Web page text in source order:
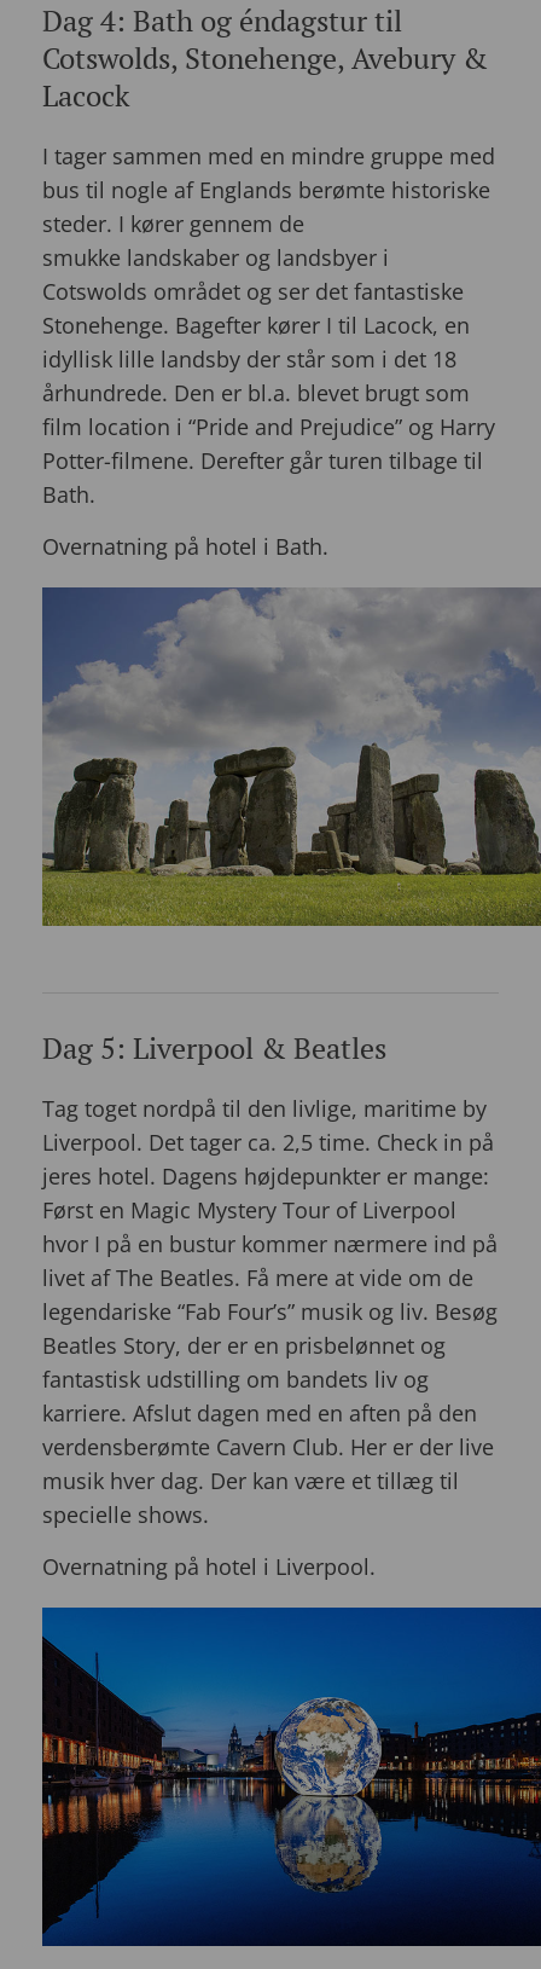
Dag 4: Bath og éndagstur til
Cotswolds, Stonehenge, Avebury &
Lacock
I tager sammen med en mindre gruppe med
bus til nogle af Englands berømte historiske
steder. I kører gennem de
smukke landskaber og landsbyer i
Cotswolds området og ser det fantastiske
Stonehenge. Bagefter kører I til Lacock, en
idyllisk lille landsby der står som i det 18
århundrede. Den er bl.a. blevet brugt som
film location i “Pride and Prejudice” og Harry
Potter-filmene. Derefter går turen tilbage til
Bath.
Overnatning på hotel i Bath.
Dag 5: Liverpool & Beatles
Tag toget nordpå til den livlige, maritime by
Liverpool. Det tager ca. 2,5 time. Check in på
jeres hotel. Dagens højdepunkter er mange:
Først en Magic Mystery Tour of Liverpool
hvor I på en bustur kommer nærmere ind på
livet af The Beatles. Få mere at vide om de
legendariske “Fab Four’s” musik og liv. Besøg
Beatles Story, der er en prisbelønnet og
fantastisk udstilling om bandets liv og
karriere. Afslut dagen med en aften på den
verdensberømte Cavern Club. Her er der live
musik hver dag. Der kan være et tillæg til
specielle shows.
Overnatning på hotel i Liverpool.